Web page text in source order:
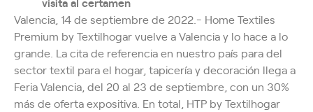
Valencia, 14 de septiembre de 2022.- Home Textiles
Premium by Textilhogar vuelve a Valencia y lo hace a lo
grande. La cita de referencia en nuestro país para del
sector textil para el hogar, tapicería y decoración llega a
Feria Valencia, del 20 al 23 de septiembre, con un 30%
más de oferta expositiva. En total, HTP by Textilhogar